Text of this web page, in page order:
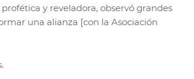
y reveladora, observó grandes
una alianza [con la Asociación
.